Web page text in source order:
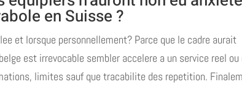
en Suisse ?
et lorsque personnellement? Parce que le cadre aurait
est irrevocable sembler accelere a un service reel ou
limites sauf que tracabilite des repetition.